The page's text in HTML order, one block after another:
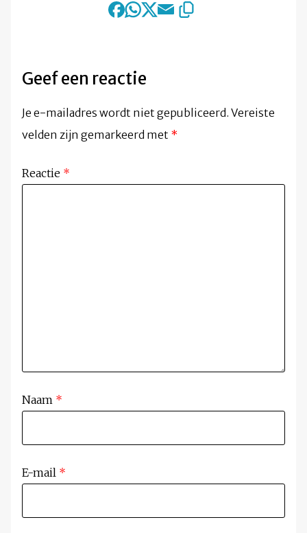
Geef een reactie
Je e-mailadres wordt niet gepubliceerd. Vereiste
velden zijn gemarkeerd met *
Reactie *
Naam *
E-mail *